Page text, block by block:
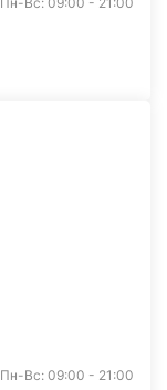
Пн-Вс: 09:00 - 21:00